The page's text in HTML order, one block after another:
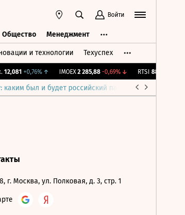
Войти
Общество Менеджмент
и технологии Техуспех
12,081 +0,76%↑ IMOEX 2 285,88 -0,69%↓ RTSI 884,56
каким был и будет российский парламент
г. Москва, ул. Полковая, д. 3, стр. 1